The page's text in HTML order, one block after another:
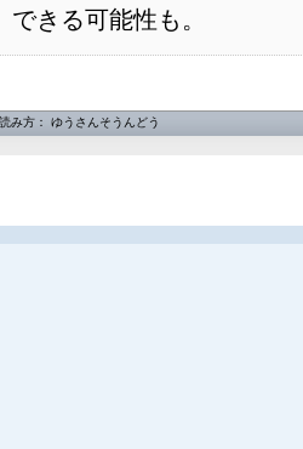
できる可能性も。
読み方： ゆうさんそうんどう